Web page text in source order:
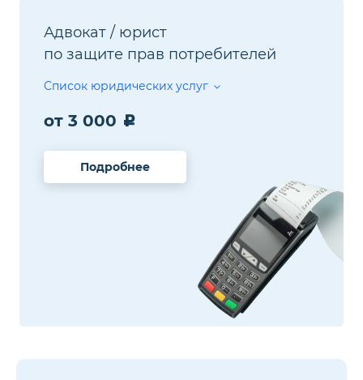
Адвокат / юрист
по защите прав потребителей
Список юридических услуг
от 3 000
Подробнее